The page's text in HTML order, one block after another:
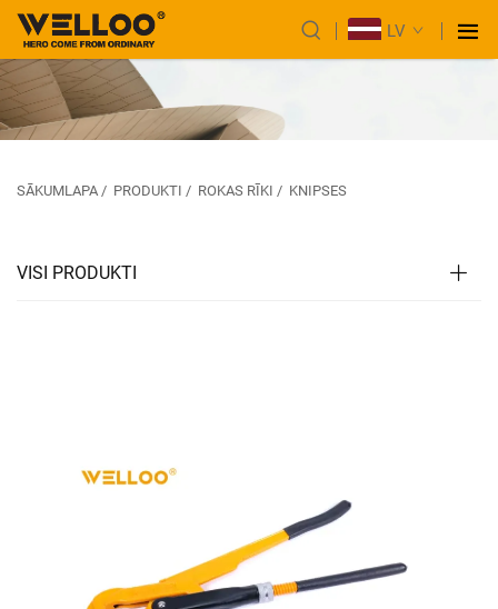
LV
SĀKUMLAPA / PRODUKTI / ROKAS RĪKI / KNIPSES
VISI PRODUKTI